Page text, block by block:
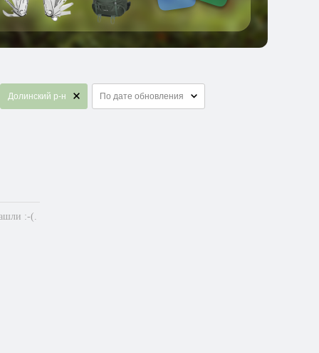
Долинский р-н По дате обновления
:-(.